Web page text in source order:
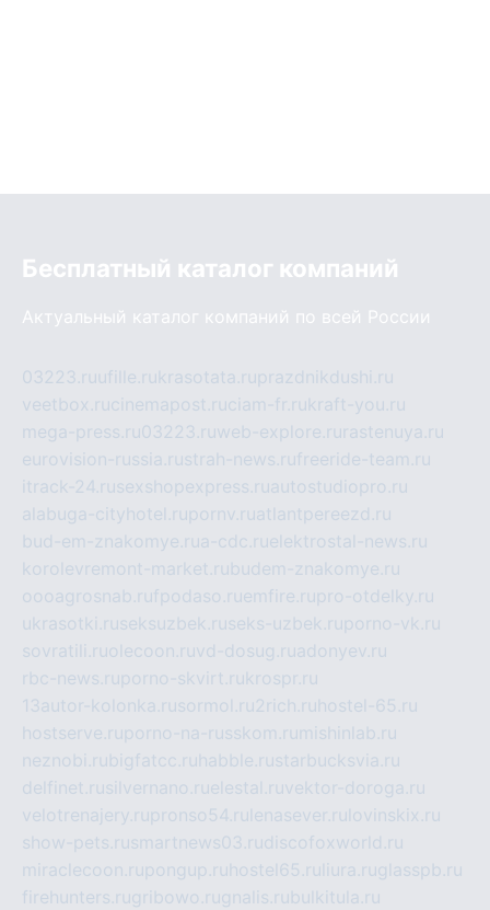
Бесплатный каталог компаний
Актуальный каталог компаний по всей России
03223.ruufille.rukrasotata.ruprazdnikdushi.ru
veetbox.rucinemapost.ruciam-fr.rukraft-you.ru
mega-press.ru03223.ruweb-explore.ru rastenuya.ru
eurovision-russia.rustrah-news.rufreeride-team.ru
itrack-24.rusexshopexpress.ruautostudiopro.ru
alabuga-cityhotel.rupornv.ruatlantpereezd.ru
bud-em-znakomye.rua-cdc.ruelektrostal-news.ru
korolevremont-market.rubudem-znakomye.ru
oooagrosnab.rufpodaso.ruemfire.rupro-otdelky.ru
ukrasotki.ruseksuzbek.ruseks-uzbek.ruporno-vk.ru
sovratili.ruolecoon.ruvd-dosug.ruadonyev.ru
rbc-news.ruporno-skvirt.rukrospr.ru
13autor-kolonka.rusormol.ru2rich.ru hostel-65.ru
hostserve.ruporno-na-russkom.ru mishinlab.ru
neznobi.rubigfatcc.ru habble.rustarbucksvia.ru
delfinet.rusilvernano.ruelestal.ruvektor-doroga.ru
velotrenajery.rupronso54.ru lenasever.ru lovinskix.ru
show-pets.rusmartnews03.rudiscofoxworld.ru
miraclecoon.rupongup.ru hostel65.ru liura.ruglasspb.ru
firehunters.rugribowo.rugnalis.rubulkitula.ru